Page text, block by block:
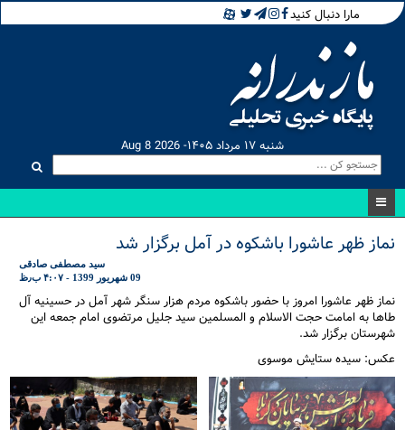
مارا دنبال کنید
شنبه ۱۷ مرداد ۱۴۰۵- Aug 8 2026
نماز ظهر عاشورا باشکوه در آمل برگزار شد
سید مصطفی صادقی
09 شهریور 1399 - ۴:۰۷ ب٫ظ
نماز ظهر عاشورا امروز با حضور باشکوه مردم هزار سنگر شهر آمل در حسینیه آل
طاها به امامت حجت الاسلام و المسلمین سید جلیل مرتضوی امام جمعه این
شهرستان برگزار شد.
عکس: سیده ستایش موسوی